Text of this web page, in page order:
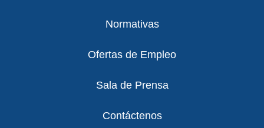
Normativas
Ofertas de Empleo
Sala de Prensa
Contáctenos